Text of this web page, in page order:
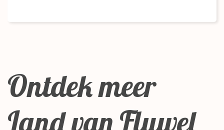
Ontdek meer
Land van Fluwel